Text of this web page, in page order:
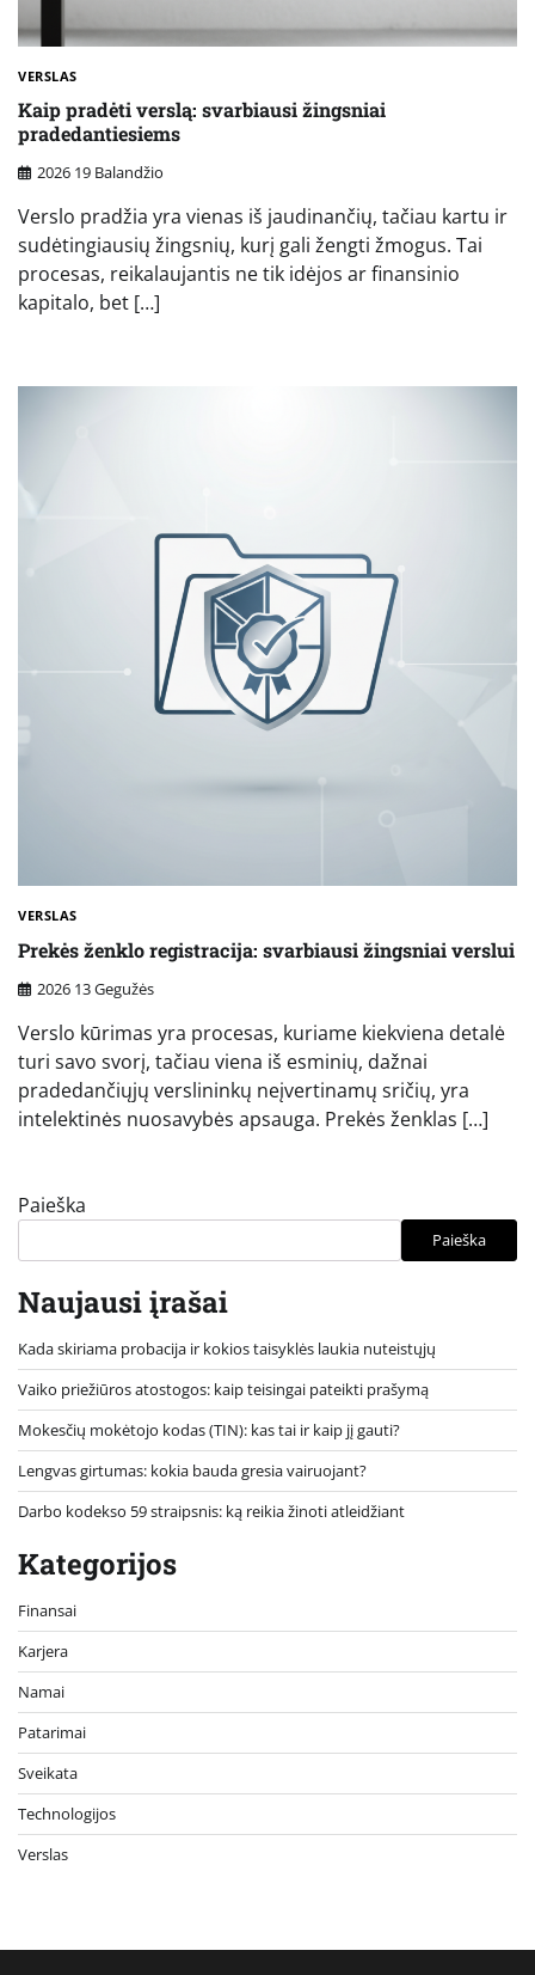
VERSLAS
Kaip pradėti verslą: svarbiausi žingsniai
pradedantiesiems
2026 19 Balandžio
Verslo pradžia yra vienas iš jaudinančių, tačiau kartu ir
sudėtingiausių žingsnių, kurį gali žengti žmogus. Tai
procesas, reikalaujantis ne tik idėjos ar finansinio
kapitalo, bet […]
VERSLAS
Prekės ženklo registracija: svarbiausi žingsniai verslui
2026 13 Gegužės
Verslo kūrimas yra procesas, kuriame kiekviena detalė
turi savo svorį, tačiau viena iš esminių, dažnai
pradedančiųjų verslininkų neįvertinamų sričių, yra
intelektinės nuosavybės apsauga. Prekės ženklas […]
Paieška
Paieška
Naujausi įrašai
Kada skiriama probacija ir kokios taisyklės laukia nuteistųjų
Vaiko priežiūros atostogos: kaip teisingai pateikti prašymą
Mokesčių mokėtojo kodas (TIN): kas tai ir kaip jį gauti?
Lengvas girtumas: kokia bauda gresia vairuojant?
Darbo kodekso 59 straipsnis: ką reikia žinoti atleidžiant
Kategorijos
Finansai
Karjera
Namai
Patarimai
Sveikata
Technologijos
Verslas